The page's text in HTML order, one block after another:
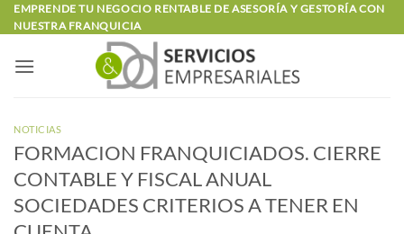
Saltar
al
EMPRENDE TU NEGOCIO RENTABLE DE ASESORÍA Y GESTORÍA CON
NUESTRA FRANQUICIA
NOTICIAS
FORMACION FRANQUICIADOS. CIERRE
CONTABLE Y FISCAL ANUAL
SOCIEDADES CRITERIOS A TENER EN